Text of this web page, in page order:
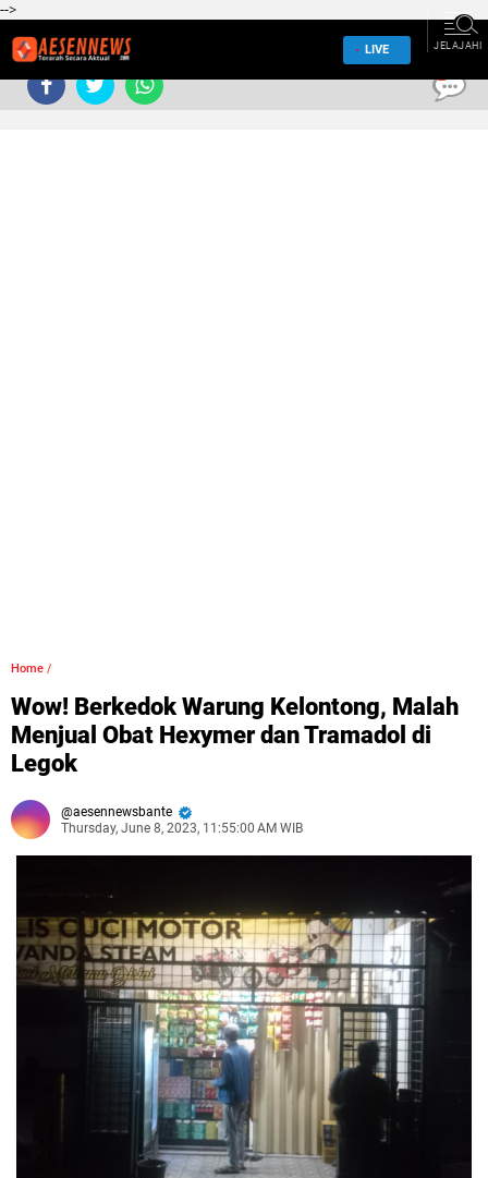
-->
LIVE JELAJAHI
Home /
Wow! Berkedok Warung Kelontong, Malah
Menjual Obat Hexymer dan Tramadol di
Legok
aesennewsbante
Thursday, June 8, 2023, 11:55:00 AM WIB